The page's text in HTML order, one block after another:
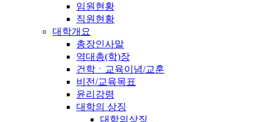
임원현황
직원현황
대학개요
총장인사말
역대총(학)장
건학ㆍ교육이념/교훈
비전/교육목표
윤리강령
대학의 상징
대학의상징